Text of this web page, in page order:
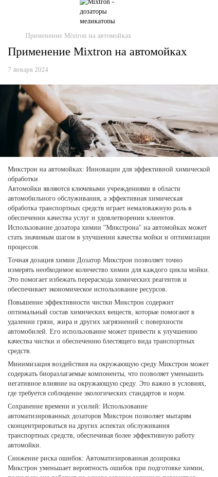
Применение Mixtron на автомойках
Применение Mixtron на автомойках
7 января 2024
Микстрон на автомойках: Инновации для эффективной химической
обработки
Автомойки являются ключевыми учреждениями в области
автомобильного обслуживания, а эффективная химическая
обработка транспортных средств играет немаловажную роль в
обеспечении качества услуг и удовлетворении клиентов.
Использование дозатора химии "Микстрона" на автомойках может
стать значимым шагом в улучшении качества мойки и оптимизации
процессов.
Точная дозация химии Дозатор Микстрон позволяет точно
измерять необходимое количество химии для каждого цикла мойки.
Это помогает избежать перерасхода химических реагентов и
обеспечивает экономическое использование ресурсов.
Повышение эффективности чистки Микстрон содержит
оптимальный состав химических веществ, которые помогают в
удалении грязи, жира и других загрязнений с поверхности
автомобилей. Его использование может привести к улучшению
качества чистки и обеспечению блестящего вида транспортных
средств.
Минимизация воздействия на окружающую среду Микстрон может
содержать биоразлагаемые компоненты, что позволяет уменьшить
негативное влияние на окружающую среду. Это важно в условиях,
где требуется соблюдение экологических стандартов и норм.
Сохранение времени и усилий: Использование
автоматизированных дозаторов Микстрон позволяет мытарям
сконцентрироваться на других аспектах обслуживания
транспортных средств, обеспечивая более эффективную работу
автомойки.
Снижение риска ошибок: Автоматизированная дозировка
Микстрон уменьшает вероятность ошибок при подготовке химии,